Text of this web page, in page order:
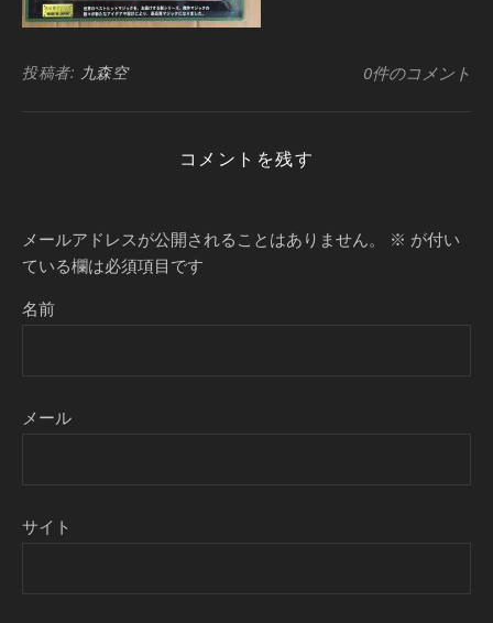
投稿者: 九森空 0件のコメント
コメントを残す
メールアドレスが公開されることはありません。 ※ が付い
ている欄は必須項目です
名前
メール
サイト